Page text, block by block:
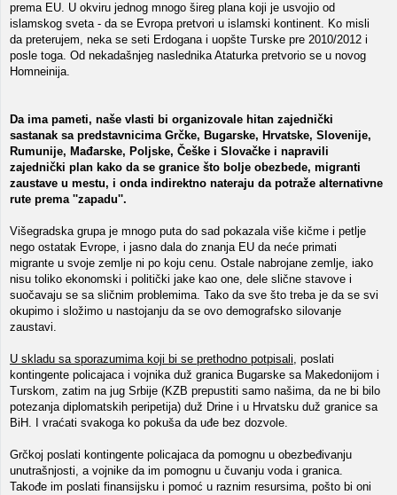
prema EU. U okviru jednog mnogo šireg plana koji je usvojio od
islamskog sveta - da se Evropa pretvori u islamski kontinent. Ko misli
da preterujem, neka se seti Erdogana i uopšte Turske pre 2010/2012 i
posle toga. Od nekadašnjeg naslednika Ataturka pretvorio se u novog
Homneinija.
Da ima pameti, naše vlasti bi organizovale hitan zajednički
sastanak sa predstavnicima Grčke, Bugarske, Hrvatske, Slovenije,
Rumunije, Mađarske, Poljske, Češke i Slovačke i napravili
zajednički plan kako da se granice što bolje obezbede, migranti
zaustave u mestu, i onda indirektno nateraju da potraže alternativne
rute prema ''zapadu''.
Višegradska grupa je mnogo puta do sad pokazala više kičme i petlje
nego ostatak Evrope, i jasno dala do znanja EU da neće primati
migrante u svoje zemlje ni po koju cenu. Ostale nabrojane zemlje, iako
nisu toliko ekonomski i politički jake kao one, dele slične stavove i
suočavaju se sa sličnim problemima. Tako da sve što treba je da se svi
okupimo i složimo u nastojanju da se ovo demografsko silovanje
zaustavi.
U skladu sa sporazumima koji bi se prethodno potpisali, poslati
kontingente policajaca i vojnika duž granica Bugarske sa Makedonijom i
Turskom, zatim na jug Srbije (KZB prepustiti samo našima, da ne bi bilo
potezanja diplomatskih peripetija) duž Drine i u Hrvatsku duž granice sa
BiH. I vraćati svakoga ko pokuša da uđe bez dozvole.
Grčkoj poslati kontingente policajaca da pomognu u obezbeđivanju
unutrašnjosti, a vojnike da im pomognu u čuvanju voda i granica.
Takođe im poslati finansijsku i pomoć u raznim resursima, pošto bi oni